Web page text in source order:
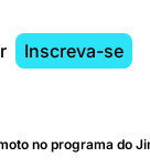
Inscreva-se
no programa do